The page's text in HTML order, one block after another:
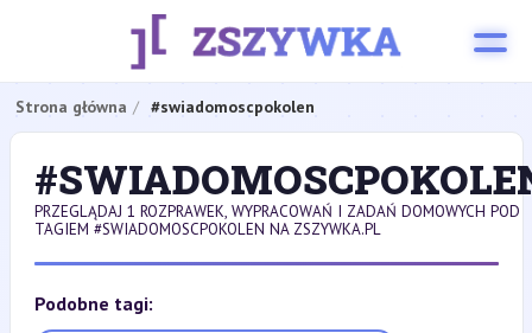
Strona główna #swiadomoscpokolen
PRZEGLĄDAJ 1 ROZPRAWEK, WYPRACOWAŃ I ZADAŃ DOMOWYCH POD
TAGIEM #SWIADOMOSCPOKOLEN NA ZSZYWKA.PL
Podobne tagi: